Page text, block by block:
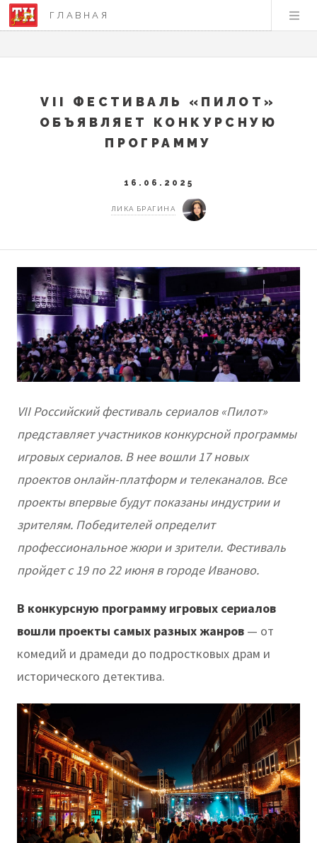
ГЛАВНАЯ
VII ФЕСТИВАЛЬ «ПИЛОТ»
ОБЪЯВЛЯЕТ КОНКУРСНУЮ
ПРОГРАММУ
16.06.2025
ЛИКА БРАГИНА
VII Российский фестиваль сериалов «Пилот»
представляет участников конкурсной программы
игровых сериалов. В нее вошли 17 новых
проектов онлайн-платформ и телеканалов. Все
проекты впервые будут показаны индустрии и
зрителям. Победителей определит
профессиональное жюри и зрители. Фестиваль
пройдет с 19 по 22 июня в городе Иваново.
В конкурсную программу игровых сериалов
вошли проекты самых разных жанров — от
комедий и драмеди до подростковых драм и
исторического детектива.